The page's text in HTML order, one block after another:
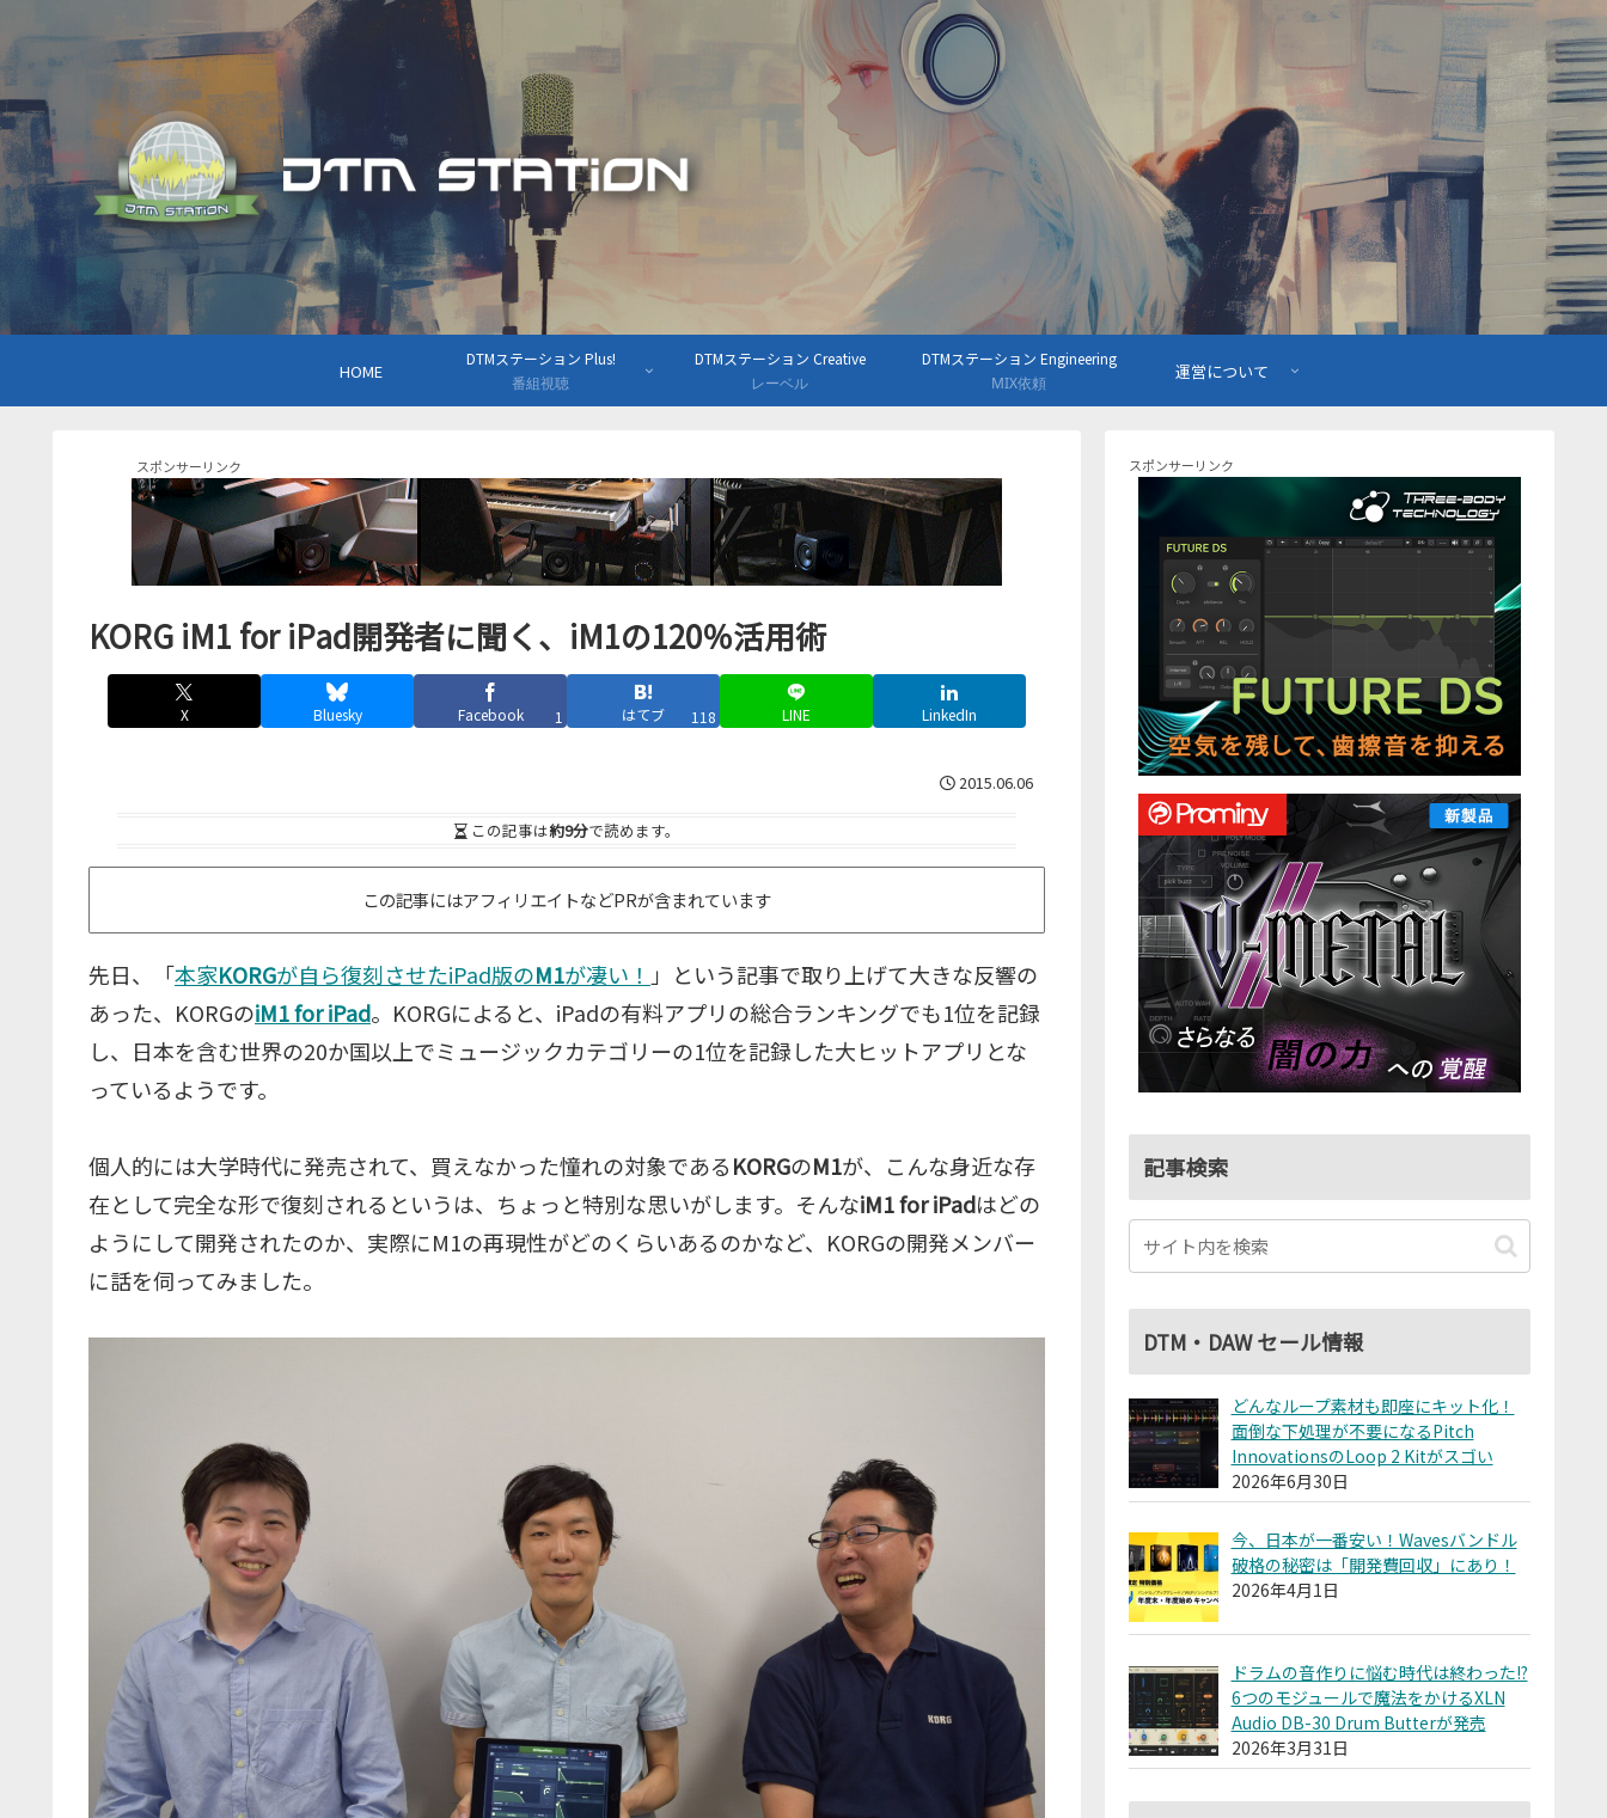
HOME
DTMステーション Plus!
番組視聴
DTMステーション Creative
レーベル
DTMステーション Engineering
MIX依頼
運営について
スポンサーリンク
KORG iM1 for iPad開発者に聞く、iM1の120％活用術
X Bluesky Facebook 1 はてブ 118 LINE LinkedIn
2015.06.06
この記事は約9分で読めます。
この記事にはアフィリエイトなどPRが含まれています
先日、「本家KORGが自ら復刻させたiPad版のM1が凄い！ 」という記事で取り上げて大きな反響の
あった、KORGのiM1 for iPad。KORGによると、iPadの有料アプリの総合ランキングでも1位を記録
し、日本を含む世界の20か国以上でミュージックカテゴリーの1位を記録した大ヒットアプリとな
っているようです。
個人的には大学時代に発売されて、買えなかった憧れの対象であるKORGのM1が、こんな身近な存
在として完全な形で復刻されるというは、ちょっと特別な思いがします。そんなiM1 for iPadはどの
ようにして開発されたのか、実際にM1の再現性がどのくらいあるのかなど、KORGの開発メンバー
に話を伺ってみました。
スポンサーリンク
記事検索
DTM・DAW セール情報
どんなループ素材も即座にキット化！
面倒な下処理が不要になるPitch
InnovationsのLoop 2 Kitがスゴい
2026年6月30日
今、日本が一番安い！Wavesバンドル
破格の秘密は「開発費回収」にあり！
2026年4月1日
ドラムの音作りに悩む時代は終わった!?
6つのモジュールで魔法をかけるXLN
Audio DB-30 Drum Butterが発売
2026年3月31日